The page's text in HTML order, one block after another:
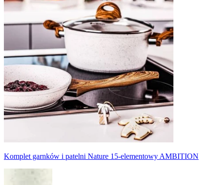
Komplet garnków i patelni Nature 15-elementowy AMBITION